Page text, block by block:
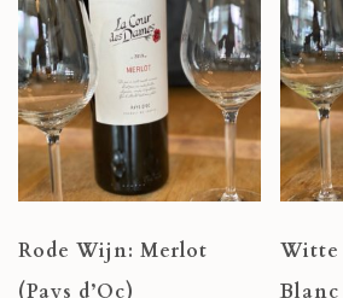
Rode Wijn: Merlot
(Pays d’Oc)
Witte